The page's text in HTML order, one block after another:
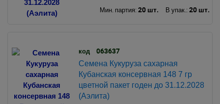
Мин. партия: 20 шт. В упак.: 20 шт.
код 063637
Семена Кукуруза сахарная
Кубанская консервная 148 7 гр
цветной пакет годен до 31.12.2028
(Аэлита)